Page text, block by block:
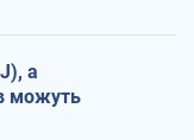
а
можуть